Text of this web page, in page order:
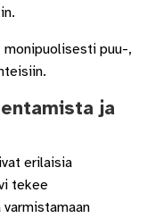
monipuolisesti puu-,
ja
erilaisia
tekee